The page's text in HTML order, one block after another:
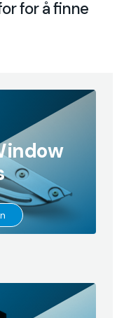
for å finne